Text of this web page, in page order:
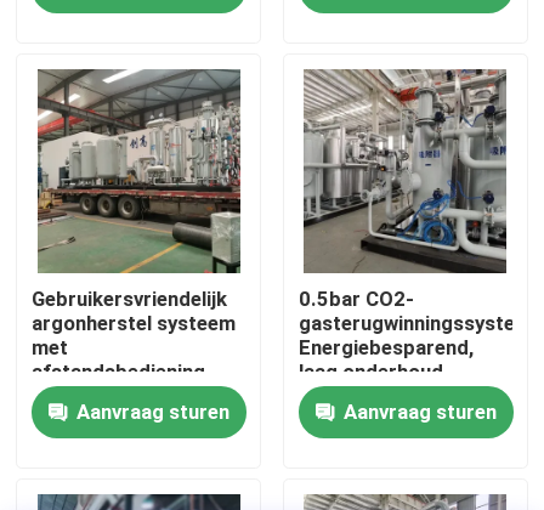
Kwaliteitscontrole
Neem contact met ons op
Nieuws
Vraag een offerte
PSA stikstofgasgeneratoren
De Generator van de hoge Zuiverheidsstikstof
Gebruikersvriendelijk
argonherstel systeem
met
afstandsbediening
Aanvraag sturen
0.5bar CO2-
gasterugwinningssysteem
Energiebesparend,
laag onderhoud
Aanvraag sturen